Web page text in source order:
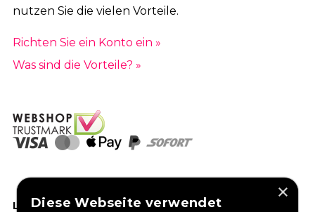
nutzen Sie die vielen Vorteile.
Richten Sie ein Konto ein »
Was sind die Vorteile? »
LIKEN SIE UNS AUF FACEBOOK
×
Diese Webseite verwendet